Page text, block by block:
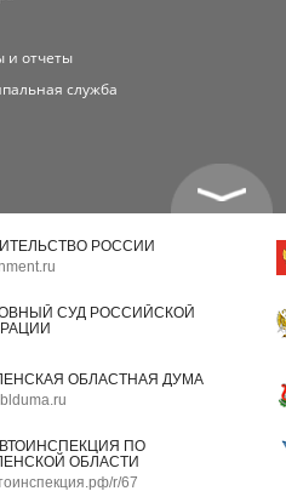
и отчеты
служба
РОССИИ
СУД РОССИЙСКОЙ
ОБЛАСТНАЯ ДУМА
ПО
ОБЛАСТИ
r/67